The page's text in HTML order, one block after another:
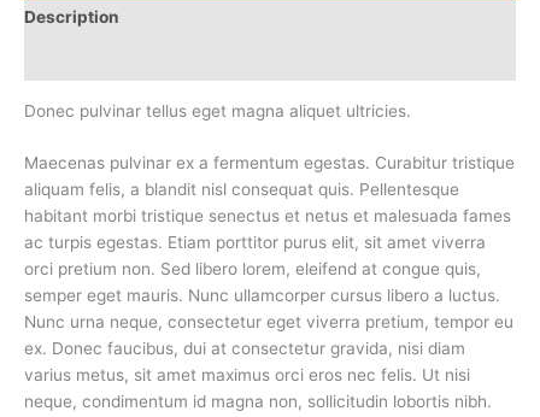
Description
Donec pulvinar tellus eget magna aliquet ultricies.
Maecenas pulvinar ex a fermentum egestas. Curabitur tristique
aliquam felis, a blandit nisl consequat quis. Pellentesque
habitant morbi tristique senectus et netus et malesuada fames
ac turpis egestas. Etiam porttitor purus elit, sit amet viverra
orci pretium non. Sed libero lorem, eleifend at congue quis,
semper eget mauris. Nunc ullamcorper cursus libero a luctus.
Nunc urna neque, consectetur eget viverra pretium, tempor eu
ex. Donec faucibus, dui at consectetur gravida, nisi diam
varius metus, sit amet maximus orci eros nec felis. Ut nisi
neque, condimentum id magna non, sollicitudin lobortis nibh.